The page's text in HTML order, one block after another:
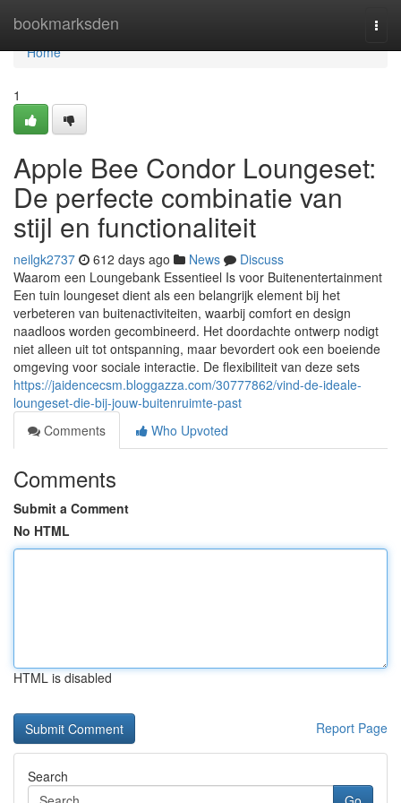
bookmarksden
Home
Home
1
Apple Bee Condor Loungeset:
De perfecte combinatie van
stijl en functionaliteit
neilgk2737 612 days ago News
Discuss
Waarom een Loungebank Essentieel Is voor Buitenentertainment
Een tuin loungeset dient als een belangrijk element bij het
verbeteren van buitenactiviteiten, waarbij comfort en design
naadloos worden gecombineerd. Het doordachte ontwerp nodigt
niet alleen uit tot ontspanning, maar bevordert ook een boeiende
omgeving voor sociale interactie. De flexibiliteit van deze sets
https://jaidencecsm.bloggazza.com/30777862/vind-de-ideale-
loungeset-die-bij-jouw-buitenruimte-past
Comments
Who Upvoted
Comments
Submit a Comment
No HTML
HTML is disabled
Report Page
Search